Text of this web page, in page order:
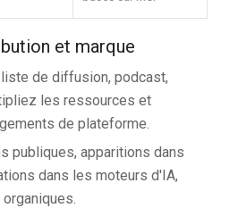
et marque
de diffusion, podcast,
les ressources et
de plateforme.
publiques, apparitions dans
dans les moteurs d'IA,